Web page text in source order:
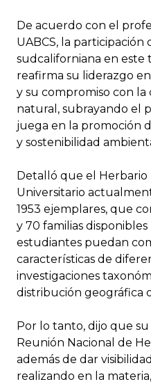
De acuerdo con el
UABCS, la participación
sudcaliforniana en
reafirma su liderazgo
y su compromiso con
natural, subrayando el
juega en la promoción
y sostenibilidad
Detalló que el Herbario
Universitario
1953 ejemplares, que
y 70 familias
estudiantes puedan
características de
investigaciones
distribución geográfica
Por lo tanto, dijo que
Reunión Nacional de
además de dar
realizando en la